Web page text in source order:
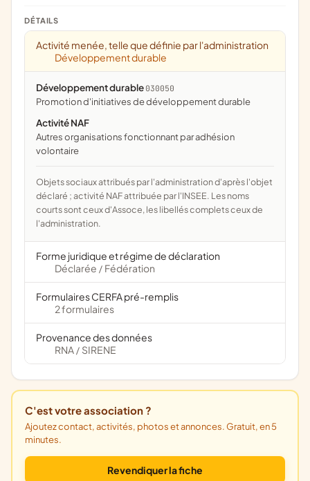
DÉTAILS
Activité menée, telle que définie par l'administration
Développement durable
Développement durable 030050
promotion d'initiatives de développement durable
Activité NAF
Autres organisations fonctionnant par adhésion
volontaire
Objets sociaux attribués par l'administration d'après l'objet
déclaré ; activité NAF attribuée par l'INSEE. Les noms
courts sont ceux d'Assoce, les libellés complets ceux de
l'administration.
Forme juridique et régime de déclaration
Déclarée / Fédération
Formulaires CERFA pré-remplis
2 formulaires
Provenance des données
RNA / SIRENE
C'est votre association ?
Ajoutez contact, activités, photos et annonces. Gratuit, en 5
minutes.
Revendiquer la fiche